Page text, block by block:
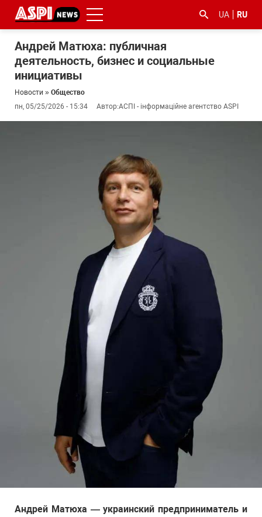
UA RU
Андрей Матюха: публичная
деятельность, бизнес и социальные
инициативы
Новости » Общество
пн, 05/25/2026 - 15:34
Автор:АСПІ - інформаційне агентство ASPI
Андрей Матюха — украинский предприниматель и